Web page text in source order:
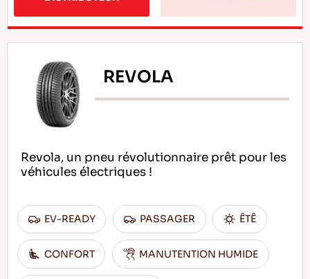
REVOLA
Revola, un pneu révolutionnaire prêt pour les
véhicules électriques !
EV-READY PASSAGER ÊTÊ
CONFORT MANUTENTION HUMIDE